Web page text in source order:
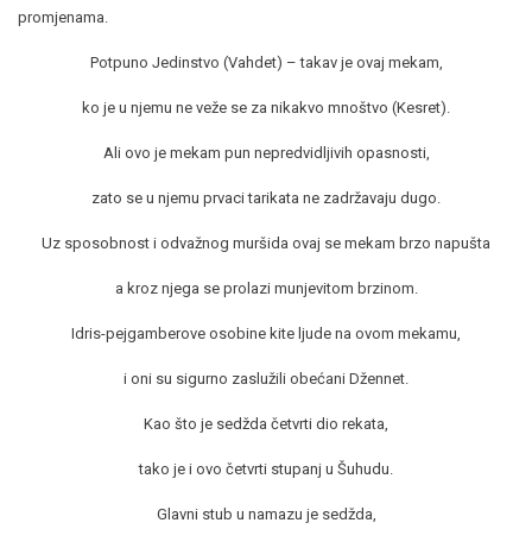
promjenama.
Potpuno Jedinstvo (Vahdet) – takav je ovaj mekam,
ko je u njemu ne veže se za nikakvo mnoštvo (Kesret).
Ali ovo je mekam pun nepredvidljivih opasnosti,
zato se u njemu prvaci tarikata ne zadržavaju dugo.
Uz sposobnost i odvažnog muršida ovaj se mekam brzo napušta
a kroz njega se prolazi munjevitom brzinom.
Idris-pejgamberove osobine kite ljude na ovom mekamu,
i oni su sigurno zaslužili obećani Džennet.
Kao što je sedžda četvrti dio rekata,
tako je i ovo četvrti stupanj u Šuhudu.
Glavni stub u namazu je sedžda,